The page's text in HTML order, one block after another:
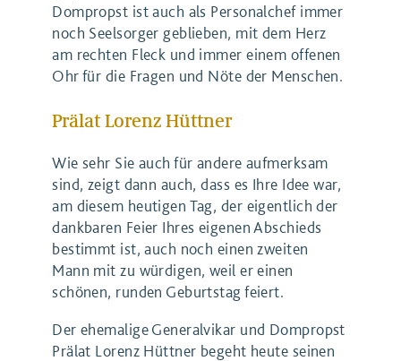
Dompropst ist auch als Personalchef immer
noch Seelsorger geblieben, mit dem Herz
am rechten Fleck und immer einem offenen
Ohr für die Fragen und Nöte der Menschen.
Prälat Lorenz Hüttner
Wie sehr Sie auch für andere aufmerksam
sind, zeigt dann auch, dass es Ihre Idee war,
am diesem heutigen Tag, der eigentlich der
dankbaren Feier Ihres eigenen Abschieds
bestimmt ist, auch noch einen zweiten
Mann mit zu würdigen, weil er einen
schönen, runden Geburtstag feiert.
Der ehemalige Generalvikar und Dompropst
Prälat Lorenz Hüttner begeht heute seinen